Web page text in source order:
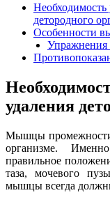
детородного
Особенности
Упражнения
удаления
Мышцы
организме.
правильное
таза, мочевого
мышцы всегда